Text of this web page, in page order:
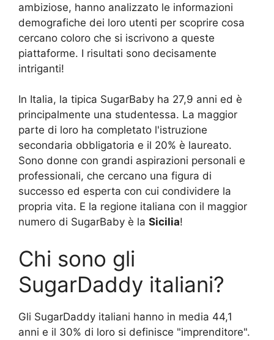
ambiziose, hanno analizzato le informazioni
demografiche dei loro utenti per scoprire cosa
cercano coloro che si iscrivono a queste
piattaforme. I risultati sono decisamente
intriganti!
In Italia, la tipica SugarBaby ha 27,9 anni ed è
principalmente una studentessa. La maggior
parte di loro ha completato l'istruzione
secondaria obbligatoria e il 20% è laureato.
Sono donne con grandi aspirazioni personali e
professionali, che cercano una figura di
successo ed esperta con cui condividere la
propria vita. E la regione italiana con il maggior
numero di SugarBaby è la Sicilia!
Chi sono gli
SugarDaddy italiani?
Gli SugarDaddy italiani hanno in media 44,1
anni e il 30% di loro si definisce "imprenditore".